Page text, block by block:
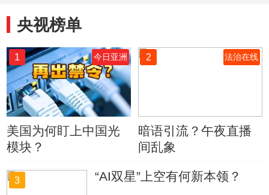
央视榜单
1 今日亚洲
美国为何盯上中国光
模块？
2 法治在线
暗语引流？午夜直播
间乱象
3 “AI双星”上空有何新本领？